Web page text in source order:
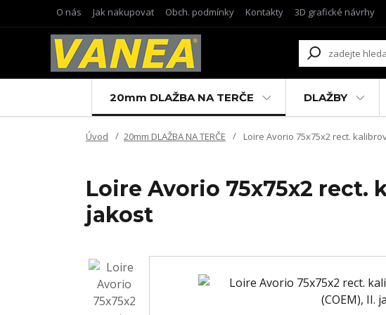
O nás Jak nakupovat Obch. podmínky Kontakty 3D grafické návrhy
20mm DLAŽBA NA TERČE DLAŽBY
Úvod 20mm DLAŽBA NA TERČE Loire Avorio 75x75x2 rect.
Loire Avorio 75x75x2 rect.
jakost